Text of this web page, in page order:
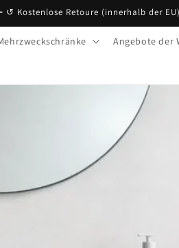
↺ Kostenlose Retoure (innerhalb der EU)
Angebote der